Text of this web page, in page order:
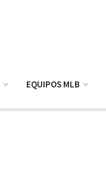
EQUIPOS MLB